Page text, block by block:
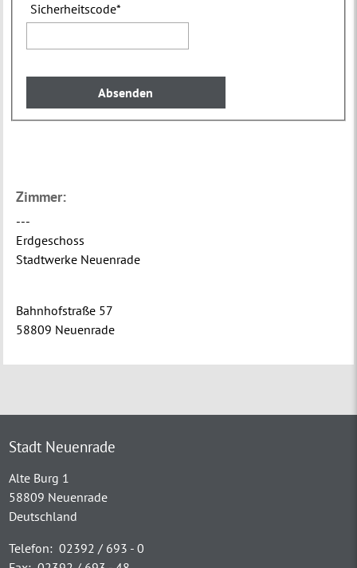
Sicherheitscode*
Zimmer:
---
Erdgeschoss
Stadtwerke Neuenrade
Bahnhofstraße 57
58809 Neuenrade
Stadt Neuenrade
Alte Burg 1
58809 Neuenrade
Deutschland
Telefon: 02392 / 693 - 0